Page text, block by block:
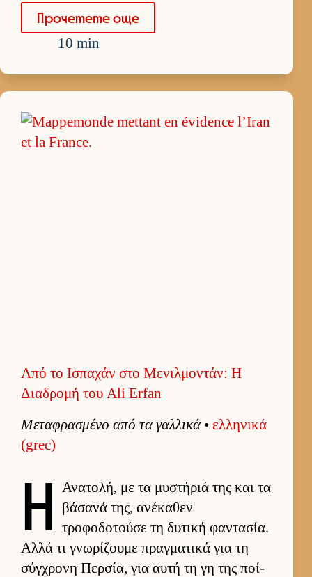
Про­че­тете още
10 min
Από το Ισπαχάν στο Μενιλμοντάν: Η
Διαδρομή του Ali Erfan
Μεταφρασμένο από τα γαλ­λικά• ελ­ληνικά
(grec)
Η Ανατολή, με τα μυστήριά της και τα
βάσανά της, ανέκαθεν
τροφοδοτούσε τη δυτική φαντασία.
Αλλά τι γνωρίζουμε πραγ­ματικά για τη
σύγ­χρονη Περ­σία, για αυτή τη γη της ποί­